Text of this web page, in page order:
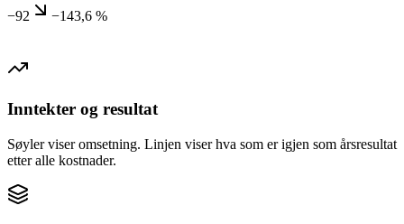
−92
−143,6 %
Inntekter og resultat
Søyler viser omsetning. Linjen viser hva som er igjen som årsresultat
etter alle kostnader.